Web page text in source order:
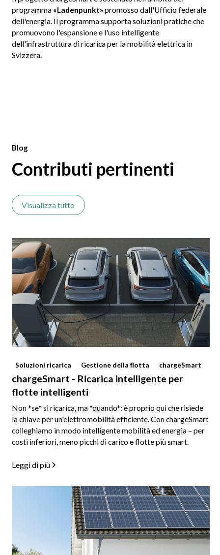
programma «Ladenpunkt»promosso dall'Ufficio federale
dell'energia. Il programma supporta soluzioni pratiche che
promuovono l'espansione e l'uso intelligente
dell'infrastruttura di ricarica per la mobilità elettrica in
Svizzera.
Blog
Contributi pertinenti
Visualizza tutto
Soluzioni ricarica Gestione della flotta chargeSmart
chargeSmart - Ricarica intelligente per
flotte intelligenti
Non *se* si ricarica, ma *quando*: è proprio qui che risiede
la chiave per un'elettromobilità efficiente. Con chargeSmart
colleghiamo in modo intelligente mobilità ed energia – per
costi inferiori, meno picchi di carico e flotte più smart.
Leggi di più